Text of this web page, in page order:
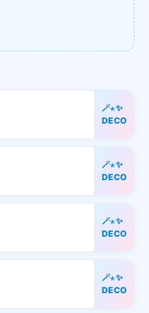
🪄⋆✨
DECO
🪄⋆✨
DECO
🪄⋆✨
DECO
🪄⋆✨
DECO